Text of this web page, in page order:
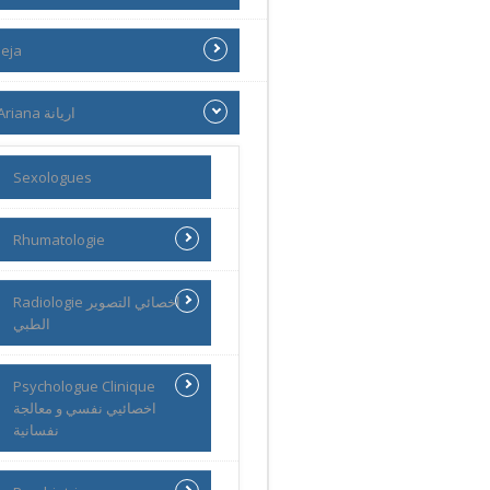
Ariana اريانة
Sexologues
Rhumatologie
Radiologie اخصائي التصوير
الطبي
Psychologue Clinique
اخصائيي نفسي و معالجة
نفسانية